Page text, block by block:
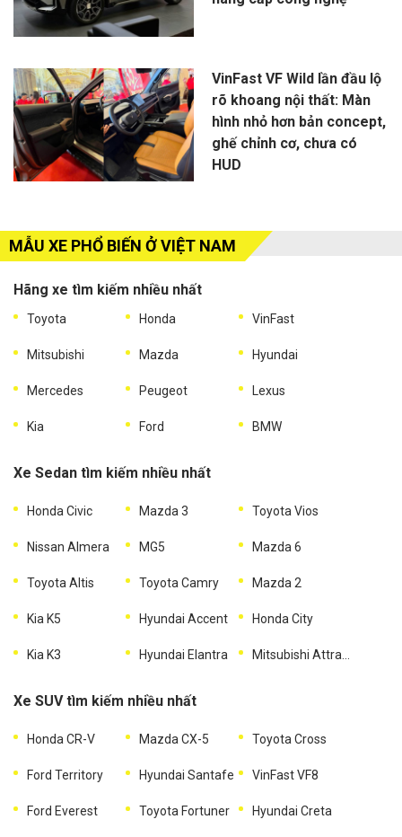
VinFast VF Wild lần đầu lộ
rõ khoang nội thất: Màn
hình nhỏ hơn bản concept,
ghế chỉnh cơ, chưa có
HUD
MẪU XE PHỔ BIẾN Ở VIỆT NAM
Hãng xe tìm kiếm nhiều nhất
Toyota Honda VinFast
Mitsubishi Mazda Hyundai
Mercedes Peugeot Lexus
Kia Ford BMW
Xe Sedan tìm kiếm nhiều nhất
Honda Civic Mazda 3 Toyota Vios
Nissan Almera MG5 Mazda 6
Toyota Altis Toyota Camry Mazda 2
Kia K5 Hyundai Accent Honda City
Kia K3 Hyundai Elantra
Xe SUV tìm kiếm nhiều nhất
Honda CR-V Mazda CX-5 Toyota Cross
Ford Territory Hyundai Santafe VinFast VF8
Ford Everest Toyota Fortuner Hyundai Creta